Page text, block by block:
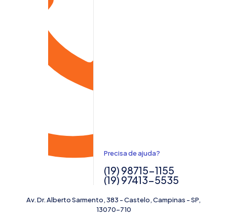
Precisa de ajuda?
(19) 98715-1155
(19) 97413-5535
Av. Dr. Alberto Sarmento, 383 - Castelo, Campinas - SP,
13070-710